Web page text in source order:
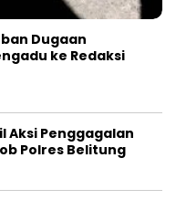
Dugaan
ke Redaksi
Aksi Penggagalan
Polres Belitung